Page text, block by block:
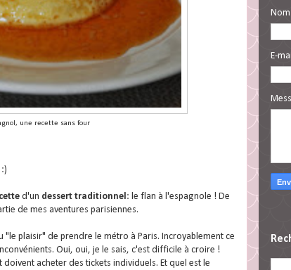
une recette sans four
d'un dessert traditionnel : le flan à l'espagnole ! De
de mes aventures parisiennes.
"le plaisir" de prendre le métro à Paris. Incroyablement ce
Oui, oui, je le sais, c'est difficile à croire !
acheter des tickets individuels. Et quel est le
Nom
E-mail